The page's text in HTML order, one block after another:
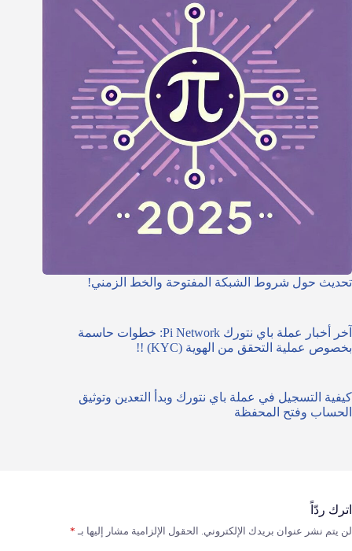
تحديث حول شروط الشبكة المفتوحة والخط الزمني!
آخر أخبار عملة باي نتورك Pi Network: خطوات حاسمة
بخصوص عملية التحقق من الهوية (KYC) !!
كيفية التسجيل في عملة باي نتورك وبدأ التعدين وتوثيق
الحساب وفتح المحفظة
اترك ردّاً
لن يتم نشر عنوان بريدك الإلكتروني. الحقول الإلزامية مشار إليها بـ *